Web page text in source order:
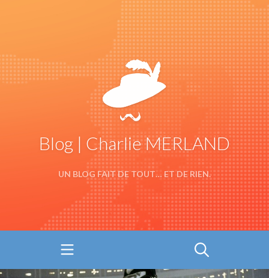
Blog | Charlie MERLAND
UN BLOG FAIT DE TOUT… ET DE RIEN.